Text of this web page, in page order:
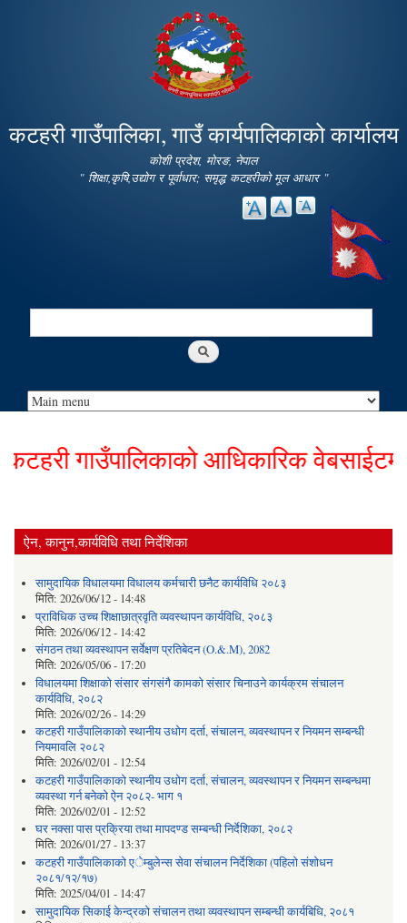
main
content
कटहरी गाउँपालिका, गाउँ कार्यपालिकाको कार्यालय
कोशी प्रदेश, मोरङ, नेपाल
" शिक्षा,कृषि,उद्योग र पूर्वाधार; समृद्ध कटहरीको मूल आधार "
Search
गाउँपालिकाको आधिकारिक वेबसाईटमा
ऐन, कानुन,कार्यविधि तथा निर्देशिका
सामुदायिक विधालयमा विधालय कर्मचारी छनैट कार्यविधि २०८३
मिति: 2026/06/12 - 14:48
प्राविधिक उच्च शिक्षाछात्रवृति व्यवस्थापन कार्यविधि, २०८३
मिति: 2026/06/12 - 14:42
संगठन तथा व्यवस्थापन सर्वेक्षण प्रतिबेदन (O.&.M), 2082
मिति: 2026/05/06 - 17:20
विधालयमा शिक्षाको संसार संगसंगै कामको संसार चिनाउने कार्यक्रम संचालन
कार्यविधि, २०८२
मिति: 2026/02/26 - 14:29
कटहरी गाउँपालिकाको स्थानीय उधोग दर्ता, संचालन, व्यवस्थापन र नियमन सम्बन्धी
नियमावलि २०८२
मिति: 2026/02/01 - 12:54
कटहरी गाउँपालिकाको स्थानीय उधोग दर्ता, संचालन, व्यवस्थापन र नियमन सम्बन्धमा
व्यवस्था गर्न बनेको ऐन २०८२- भाग १
मिति: 2026/02/01 - 12:52
घर नक्सा पास प्रक्रिया तथा मापदण्ड सम्बन्धी निर्देशिका, २०८२
मिति: 2026/01/27 - 13:37
कटहरी गाउँपालिकाको एेम्बुलेन्स सेवा संचालन निर्देशिका (पहिलो संशोधन
२०८१/१२/१७)
मिति: 2025/04/01 - 14:47
सामुदायिक सिकाई केन्द्रको संचालन तथा व्यवस्थापन सम्बन्धी कार्यबिधि, २०८१